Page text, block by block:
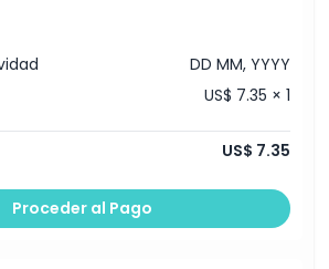
DD MM, YYYY
US$ 7.35 × 1
US$ 7.35
Proceder al Pago